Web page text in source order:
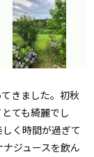
きました。初秋
ても綺麗でし
く時間が過ぎて
ジュースを飲ん